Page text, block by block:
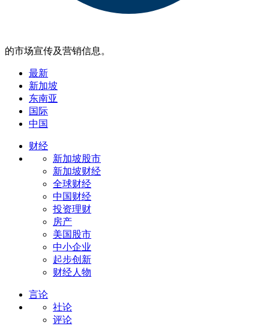
的市场宣传及营销信息。
最新
新加坡
东南亚
国际
中国
财经
新加坡股市
新加坡财经
全球财经
中国财经
投资理财
房产
美国股市
中小企业
起步创新
财经人物
言论
社论
评论